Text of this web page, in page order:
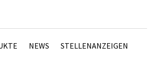
NEWS STELLENANZEIGEN